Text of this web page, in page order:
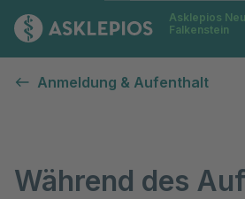
Zur Startseite
Asklepios
Falkenstein
Anmeldung & Aufenthalt
Während des